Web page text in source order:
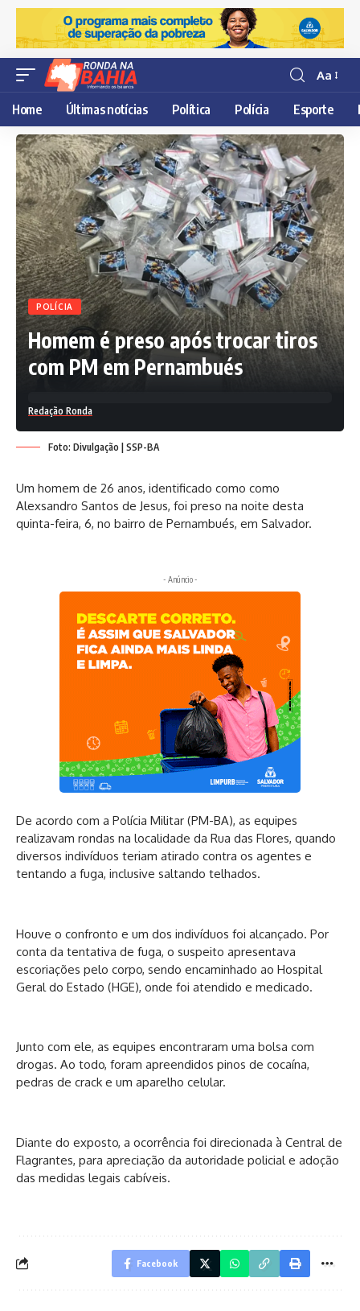
Resisor
de
fonte
Aa
Home Últimas notícias Política Polícia Esporte
POLÍCIA
Homem é preso após trocar tiros
com PM em Pernambués
Redação Ronda
Foto: Divulgação | SSP-BA
Um homem de 26 anos, identificado como como
Alexsandro Santos de Jesus, foi preso na noite desta
quinta-feira, 6, no bairro de Pernambués, em Salvador.
- Anúncio -
De acordo com a Polícia Militar (PM-BA), as equipes
realizavam rondas na localidade da Rua das Flores, quando
diversos indivíduos teriam atirado contra os agentes e
tentando a fuga, inclusive saltando telhados.
Houve o confronto e um dos indivíduos foi alcançado. Por
conta da tentativa de fuga, o suspeito apresentava
escoriações pelo corpo, sendo encaminhado ao Hospital
Geral do Estado (HGE), onde foi atendido e medicado.
Junto com ele, as equipes encontraram uma bolsa com
drogas. Ao todo, foram apreendidos pinos de cocaína,
pedras de crack e um aparelho celular.
Diante do exposto, a ocorrência foi direcionada à Central de
Flagrantes, para apreciação da autoridade policial e adoção
das medidas legais cabíveis.
Facebook